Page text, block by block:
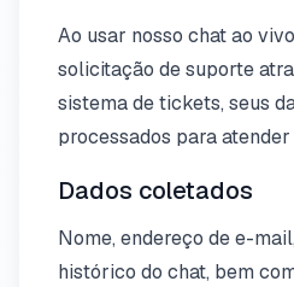
Ao usar nosso chat ao
solicitação de suporte
sistema de tickets, seus
processados para
Dados coletados
Nome, endereço de e-
histórico do chat, bem